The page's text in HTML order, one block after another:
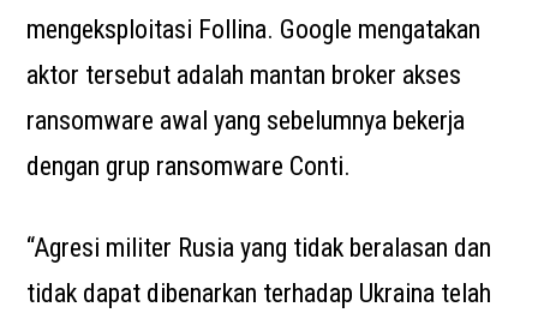
mengeksploitasi Follina. Google mengatakan
aktor tersebut adalah mantan broker akses
ransomware awal yang sebelumnya bekerja
dengan grup ransomware Conti.
“Agresi militer Rusia yang tidak beralasan dan
tidak dapat dibenarkan terhadap Ukraina telah